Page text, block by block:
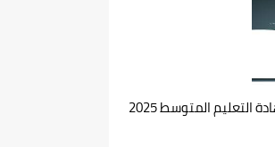
موعد اعلان نتائج شهادة التعليم المتوسط 2025